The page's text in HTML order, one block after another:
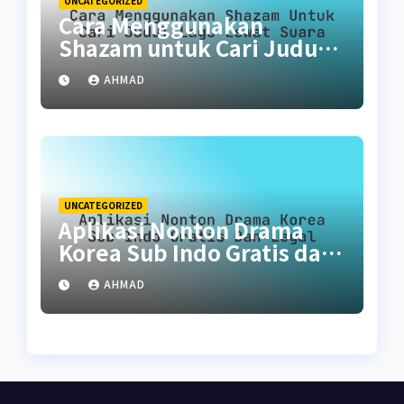
Cara Menggunakan
Shazam untuk Cari Judul
Lagu Lewat Suara
AHMAD
UNCATEGORIZED
Aplikasi Nonton Drama
Korea Sub Indo Gratis dan
LegalAHMAD